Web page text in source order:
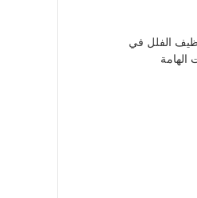
الفلل في
الهامة